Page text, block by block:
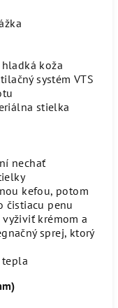
koža
systém VTS
stielka
nechať
kefou, potom
čistiacu penu
krémom a
sprej, ktorý